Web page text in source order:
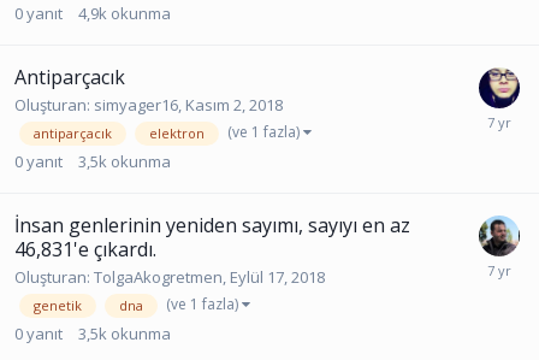
0yanıt 4,9k okunma
Antiparçacık
Oluşturan: simyager16, Kasım 2, 2018
antiparçacık elektron (ve 1 fazla)
0yanıt 3,5k okunma
İnsan genlerinin yeniden sayımı, sayıyı en az
46,831'e çıkardı.
Oluşturan: TolgaAkogretmen, Eylül 17, 2018
genetik dna (ve 1 fazla)
0yanıt 3,5k okunma